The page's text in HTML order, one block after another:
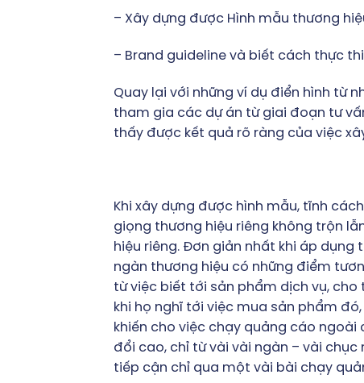
– Xây dựng được Hình mẫu thương
– Brand guideline và biết cách thực
Quay lại với những ví dụ điển hình từ
tham gia các dự án từ giai đoạn tư
thấy được kết quả rõ ràng của việc
Khi xây dựng được hình mẫu, tĩnh
giọng thương hiệu riêng không trộn
hiệu riêng. Đơn giản nhất khi áp
ngàn thương hiệu có những điểm
từ việc biết tới sản phẩm dịch vụ, cho
khi họ nghĩ tới việc mua sản phẩm
khiến cho việc chạy quảng cáo
đổi cao, chỉ từ vài vài ngàn – vài
tiếp cận chỉ qua một vài bài chạy